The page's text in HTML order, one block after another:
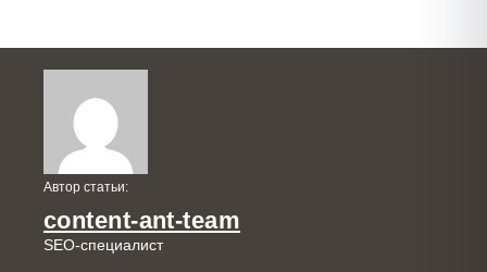
Автор статьи:
content-ant-team
SEO-специалист